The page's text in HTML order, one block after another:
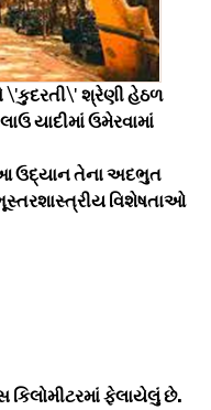
\'કુદરતી\' શ્રેણી હેઠળ
યાદીમાં ઉમેરવામાં
ઉદ્યાન તેના અદભુત
વિશેષતાઓ
કિલોમીટરમાં ફેલાયેલું છે.